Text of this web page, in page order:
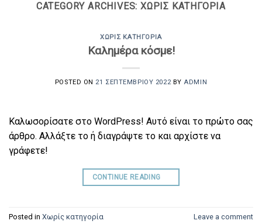
CATEGORY ARCHIVES:ΧΩΡΊΣ ΚΑΤΗΓΟΡΊΑ
ΧΩΡΊΣ ΚΑΤΗΓΟΡΊΑ
Καλημέρα κόσμε!
POSTED ON 21 ΣΕΠΤΕΜΒΡΊΟΥ 2022 BY ADMIN
Καλωσορίσατε στο WordPress! Αυτό είναι το πρώτο σας
άρθρο. Αλλάξτε το ή διαγράψτε το και αρχίστε να
γράφετε!
CONTINUE READING
Posted in Χωρίς κατηγορία Leave a comment